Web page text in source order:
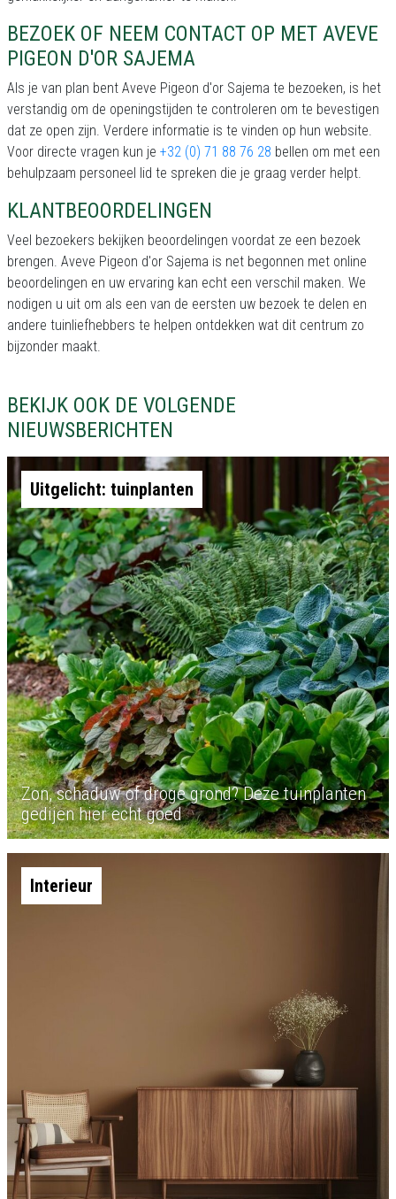
BEZOEK OF NEEM CONTACT OP MET AVEVE
PIGEON D'OR SAJEMA
Als je van plan bent Aveve Pigeon d'or Sajema te bezoeken, is het
verstandig om de openingstijden te controleren om te bevestigen
dat ze open zijn. Verdere informatie is te vinden op hun website.
Voor directe vragen kun je +32 (0) 71 88 76 28 bellen om met een
behulpzaam personeel lid te spreken die je graag verder helpt.
KLANTBEOORDELINGEN
Veel bezoekers bekijken beoordelingen voordat ze een bezoek
brengen. Aveve Pigeon d'or Sajema is net begonnen met online
beoordelingen en uw ervaring kan echt een verschil maken. We
nodigen u uit om als een van de eersten uw bezoek te delen en
andere tuinliefhebbers te helpen ontdekken wat dit centrum zo
bijzonder maakt.
BEKIJK OOK DE VOLGENDE
NIEUWSBERICHTEN
Uitgelicht: tuinplanten
Zon, schaduw of droge grond? Deze tuinplanten
gedijen hier echt goed
Interieur